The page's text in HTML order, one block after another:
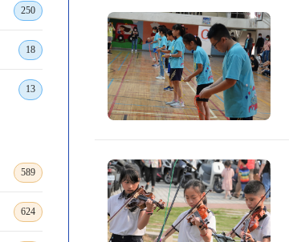
250
18
13
589
624